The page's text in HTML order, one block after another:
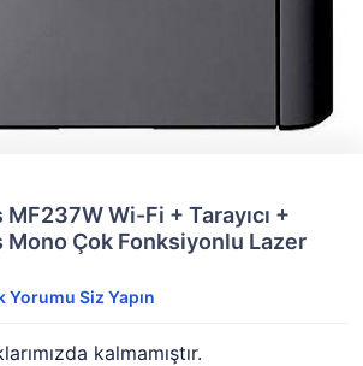
Wi-Fi + Tarayıcı +
Mono Çok Fonksiyonlu Lazer
Yorumu Siz Yapın
kalmamıştır.